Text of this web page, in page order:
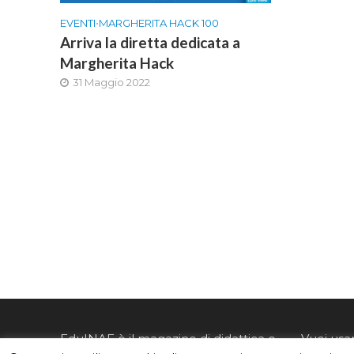
EVENTI•MARGHERITA HACK 100
Arriva la diretta dedicata a
Margherita Hack
31 Maggio 2022
EduINAF è il magazine di didattica e
Vuoi